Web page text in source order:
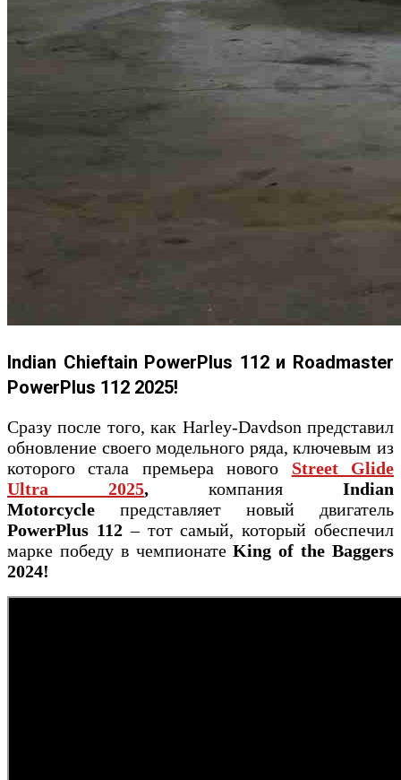
Indian Chieftain PowerPlus 112 и Roadmaster
PowerPlus 112 2025!
Сразу после того, как Harley-Davdson представил
обновление своего модельного ряда, ключевым из
которого стала премьера нового Street Glide
Ultra 2025, компания Indian
Motorcycle представляет новый двигатель
PowerPlus 112– тот самый, который обеспечил
марке победу в чемпионатеKing of the Baggers
2024!